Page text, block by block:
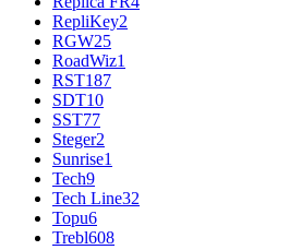
RepliKey2
RGW25
RoadWiz1
RST187
SDT10
SST77
Steger2
Sunrise1
Tech9
Tech Line32
Topu6
Trebl608